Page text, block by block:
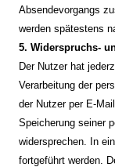
Absendevorgangs
werden spätestens
5. Widerspruchs-
Der Nutzer hat
Verarbeitung der
der Nutzer per E-
Speicherung seiner
widersprechen. In
fortgeführt werden.